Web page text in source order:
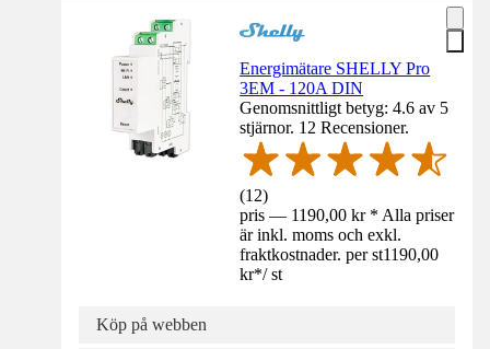
Energimätare SHELLY Pro
3EM - 120A DIN
Genomsnittligt betyg: 4.6 av 5
stjärnor. 12 Recensioner.
(12)
pris — 1190,00 kr * Alla priser
är inkl. moms och exkl.
fraktkostnader. per st1190,00
kr*/ st
Köp på webben